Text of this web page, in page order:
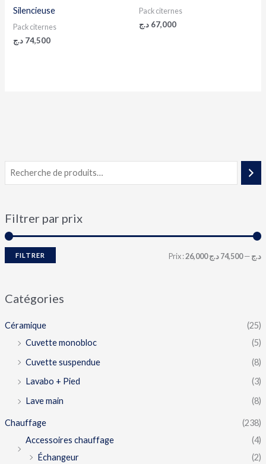
Filtrer par prix
FILTRER Prix : 26,000 د.ج—74,500 د.ج
Catégories
Céramique
(25)
Cuvette monobloc
(5)
Cuvette suspendue
(8)
Lavabo + Pied
(3)
Lave main
(8)
Chauffage
(238)
Accessoires chauffage
(4)
Échangeur
(2)
Silencieuse
Pack citernes
74,500 د.ج
Pack citernes
67,000 د.ج